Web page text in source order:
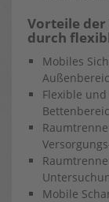
Vorteile der
durch
Mobiles
Flexible
Mobile